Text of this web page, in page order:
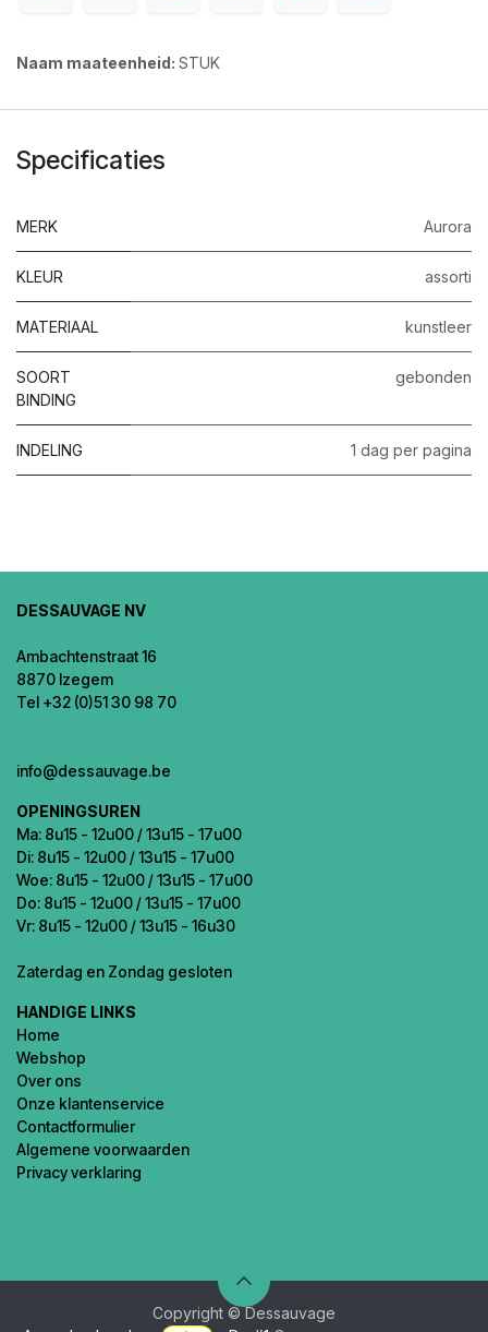
Naam maateenheid: STUK
Specificaties
MERK Aurora
KLEUR assorti
MATERIAAL kunstleer
SOORT
BINDING
gebonden
INDELING 1 dag per pagina
DESSAUVAGE NV
Ambachtenstraat 16
8870 Izegem
Tel +32 (0)51 30 98 70
info@dessauvage.be
OPENINGSUREN
Ma: 8u15 - 12u00 / 13u15 - 17u00
Di: 8u15 - 12u00 / 13u15 - 17u00
Woe: 8u15 - 12u00 / 13u15 - 17u00
Do: 8u15 - 12u00 / 13u15 - 17u00
Vr: 8u15 - 12u00 / 13u15 - 16u30
Zaterdag en Zondag gesloten
HANDIGE LINKS
Home
Webshop
Over ons
Onze klantenservice
Contactformulier
Algemene voorwaarden
Privacy verklaring
Copyright © Dessauvage